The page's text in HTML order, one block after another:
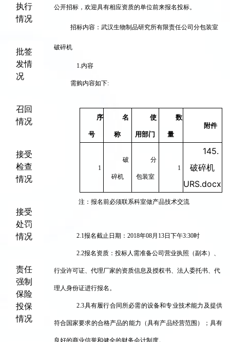
执行
情况
批签
发情
况
召回
情况
接受
检查
情况
接受
处罚
情况
责任
强制
保险
投保
情况
公开招标，欢迎具有相应资质的单位前来报名投标。
招标内容：武汉生物制品研究所有限责任公司分包装室
破碎机
1.内容
需购内容如下:
序
号
名
称
使
用部门
数
量
附件
1
破
碎机
分
包装室
1
145.
破碎机
URS.docx
注：报名前必须联系科室做产品技术交流
2.1报名截止日期：2018年08月13日下午3:30时
2.2报名资质：投标人需准备公司营业执照（副本）、
行业许可证、代理厂家的资质信息及授权书、法人委托书、代
理人身份证进行报名。
2.3具有履行合同所必需的设备和专业技术能力及提供
符合国家要求的合格产品的能力（具有产品经营范围）；具有
良好的商业信誉和健全的财务会计制度。